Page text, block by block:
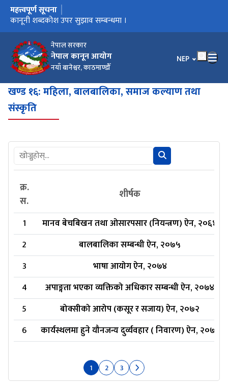
नेपाल सरकार
नेपाल कानून आयोग
नयाँ बानेश्वर, काठमाण्डौँ
भाषा चयन गर्नुहोस्
NEP
मुख्य नेभिगेसनमा जानुहोस्
महत्त्वपूर्ण सूचना
कार्यालय स्थानान्तरण भएको सूचना ।
कानूनी शब्दकोश उपर सुझाव सम्बन्धमा ।
कानूनी शब्दकोश
खण्ड १६: महिला, बालबालिका, समाज कल्याण तथा
संस्कृति
क्र.
स.
शीर्षक
1
मानव बेचबिखन तथा ओसारपसार (नियन्त्रण) ऐन, २०६४
2
बालबालिका सम्बन्धी ऐन, २०७५
3
भाषा आयोग ऐन, २०७४
4
अपाङ्गता भएका व्यक्तिको अधिकार सम्बन्धी ऐन, २०७४
5
बोक्सीको आरोप (कसूर र सजाय) ऐन, २०७२
6
कार्यस्थलमा हुने यौनजन्य दुर्व्यवहार ( निवारण) ऐन, २०७१
1 2 3